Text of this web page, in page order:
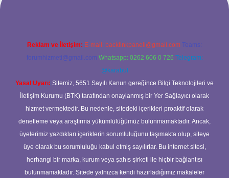
Reklam ve İletişim: E-mail: backlinkpaneli@gmail.com Teams:
forumhizmeti@gmail.com Whatsapp: 0262 606 0 726 Telegram:
@karabul
Yasal Uyarı: Sitemiz, 5651 Sayılı Kanun gereğince Bilgi Teknolojileri ve
İletişim Kurumu (BTK) tarafından onaylanmış bir Yer Sağlayıcı olarak
hizmet vermektedir. Bu nedenle, sitedeki içerikleri proaktif olarak
denetleme veya araştırma yükümlülüğümüz bulunmamaktadır. Ancak,
üyelerimiz yazdıkları içeriklerin sorumluluğunu taşımakta olup, siteye
üye olarak bu sorumluluğu kabul etmiş sayılırlar. Bu internet sitesi,
herhangi bir marka, kurum veya şahıs şirketi ile hiçbir bağlantısı
bulunmamaktadır. Sitede yalnızca kendi hazırladığımız makaleler